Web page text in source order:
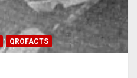
QROFACTS